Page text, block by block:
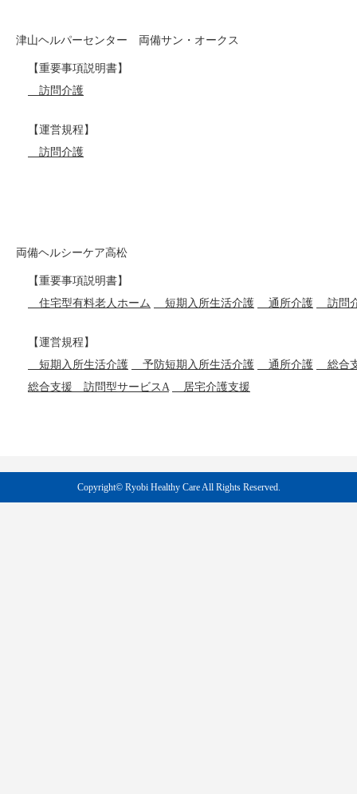
津山ヘルパーセンター 両備サン・オークス
【重要事項説明書】
訪問介護
【運営規程】
訪問介護
両備ヘルシーケア高松
【重要事項説明書】
住宅型有料老人ホーム
短期入所生活介護 通所介護 訪問
【運営規程】
短期入所生活介護
予防短期入所生活介護 通所介護
総合
総合支援 訪問型サービスA
居宅介護支援
Copyright© Ryobi Healthy CareAll Rights Reserved.